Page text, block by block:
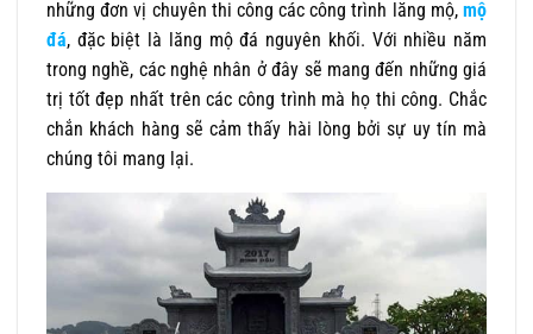
những đơn vị chuyên thi công các công trình lăng mộ, mộ
đá, đặc biệt là lăng mộ đá nguyên khối. Với nhiều năm
trong nghề, các nghệ nhân ở đây sẽ mang đến những giá
trị tốt đẹp nhất trên các công trình mà họ thi công. Chắc
chắn khách hàng sẽ cảm thấy hài lòng bởi sự uy tín mà
chúng tôi mang lại.